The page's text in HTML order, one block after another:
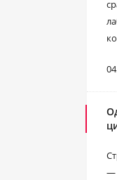
—